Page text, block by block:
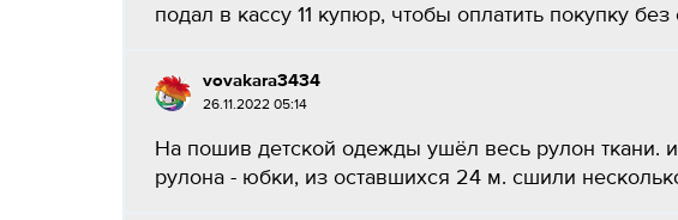
подал в кассу 11 купюр, чтобы оплатить покупку
vovakara3434
26.11.2022 05:14
На пошив детской одежды ушёл весь рулон ткани.
рулона - юбки, из оставшихся 24 м. сшили